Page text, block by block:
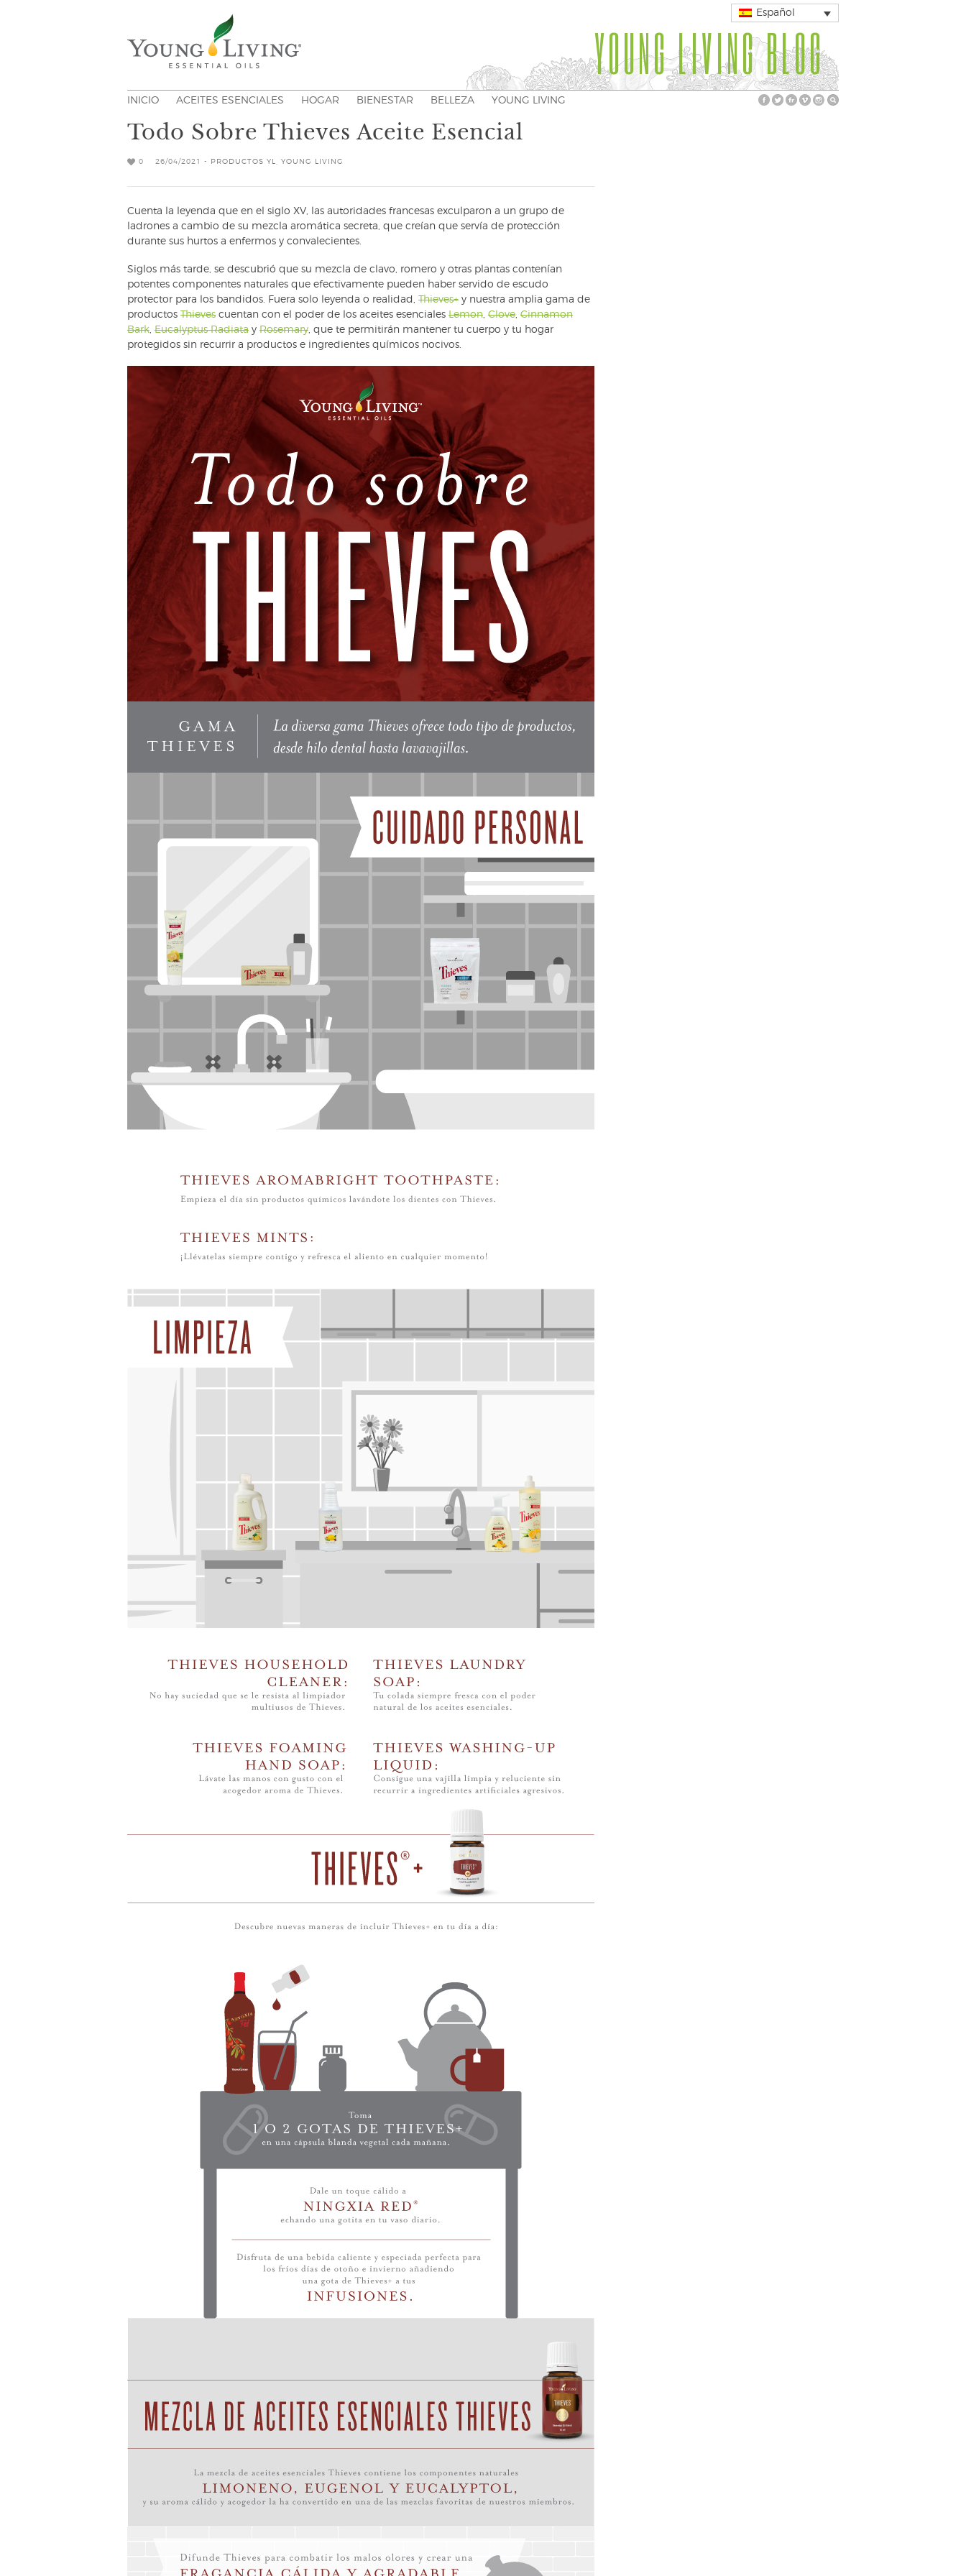
Español
YOUNG LIVING BLOG
INICIO ACEITES ESENCIALES HOGAR BIENESTAR BELLEZA YOUNG LIVING
Todo Sobre Thieves Aceite Esencial
0 26/04/2021 - PRODUCTOS YL YOUNG LIVING
Cuenta la leyenda que en el siglo XV, las autoridades francesas exculparon a un grupo de
ladrones a cambio de su mezcla aromática secreta, que creían que servía de protección
durante sus hurtos a enfermos y convalecientes.
Siglos más tarde, se descubrió que su mezcla de clavo, romero y otras plantas contenían
potentes componentes naturales que efectivamente pueden haber servido de escudo
protector para los bandidos. Fuera solo leyenda o realidad, Thieves+ y nuestra amplia gama de
productos Thieves cuentan con el poder de los aceites esenciales Lemon, Clove, Cinnamon
Bark, Eucalyptus Radiata y Rosemary, que te permitirán mantener tu cuerpo y tu hogar
protegidos sin recurrir a productos e ingredientes químicos nocivos.